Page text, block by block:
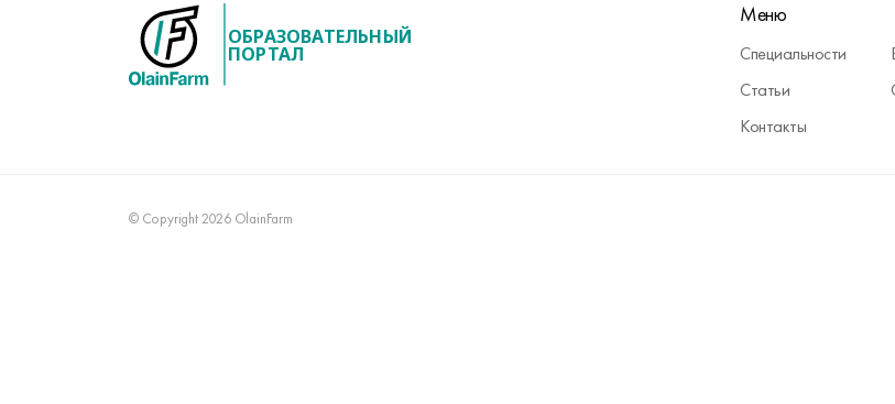
ОБРАЗОВАТЕЛЬНЫЙ
ПОРТАЛ
Меню
Специальности
Статьи
Контакты
© Copyright 2026 OlainFarm